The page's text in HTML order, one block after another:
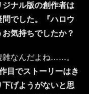
ナル版の創作者は
でした。『ハロウ
気持ちでしたか？
雑なんだよね……。
目でストーリーはき
げようがないと思